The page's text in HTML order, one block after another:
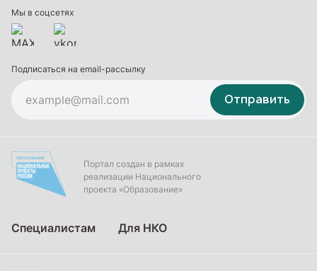
Дополнительное образование
Мы в соцсетях
Подписаться на email-рассылку
Отправить
Портал создан в рамках
реализации Национального
проекта «Образование»
Специалистам Для НКО